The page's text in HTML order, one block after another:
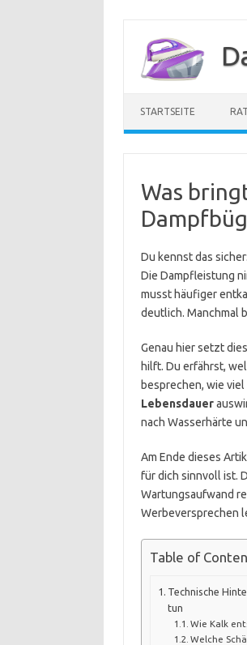
springen
STARTSEITE
Was
Du kennst das
Die Dampfleistung
musst häufiger
deutlich. Manchmal
Genau hier setzt
hilft. Du erfährst,
besprechen, wie
Lebensdauer
nach Wasserhärte
Am Ende dieses
für dich sinnvoll ist.
Wartungsaufwand
Werbeversprechen
Table of
Technische
tun
Wie Kalk
Welche